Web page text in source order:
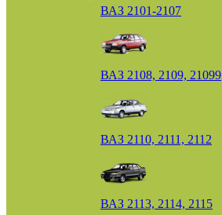
ВАЗ 2101-2107
ВАЗ 2108, 2109, 21099
ВАЗ 2110, 2111, 2112
ВАЗ 2113, 2114, 2115